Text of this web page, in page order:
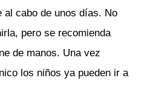
al cabo de unos días. No
pero se recomienda
de manos. Una vez
los niños ya pueden ir a